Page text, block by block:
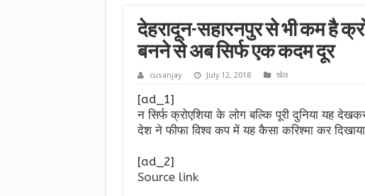
देहरादून-सहारनपुर से भी कम है
बनने से अब सिर्फ एक कदम दूर
cusanjay July 12, 2018 खेल
[ad_1]
न सिर्फ क्रोएशिया के लोग बल्कि पूरी दुनिया यह
देश ने फीफा विश्व कप में यह कैसा करिश्मा कर
[ad_2]
Source link